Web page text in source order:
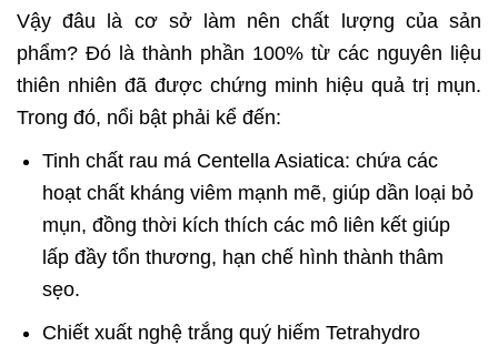
Vậy đâu là cơ sở làm nên chất lượng của sản
phẩm? Đó là thành phần 100% từ các nguyên liệu
thiên nhiên đã được chứng minh hiệu quả trị mụn.
Trong đó, nổi bật phải kể đến:
Tinh chất rau má Centella Asiatica: chứa các
hoạt chất kháng viêm mạnh mẽ, giúp dần loại bỏ
mụn, đồng thời kích thích các mô liên kết giúp
lấp đầy tổn thương, hạn chế hình thành thâm
sẹo.
Chiết xuất nghệ trắng quý hiếm Tetrahydro